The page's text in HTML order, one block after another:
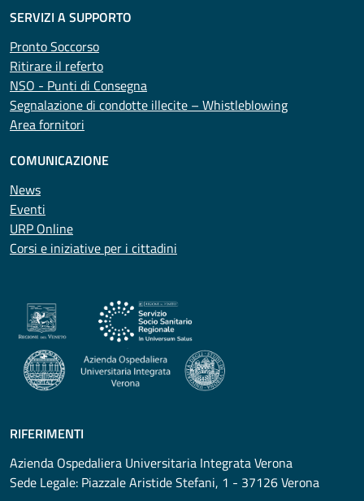
SERVIZI A SUPPORTO
Pronto Soccorso
Ritirare il referto
NSO - Punti di Consegna
Segnalazione di condotte illecite – Whistleblowing
Area fornitori
COMUNICAZIONE
News
Eventi
URP Online
Corsi e iniziative per i cittadini
RIFERIMENTI
Azienda Ospedaliera Universitaria Integrata Verona
Sede Legale: Piazzale Aristide Stefani, 1 - 37126 Verona